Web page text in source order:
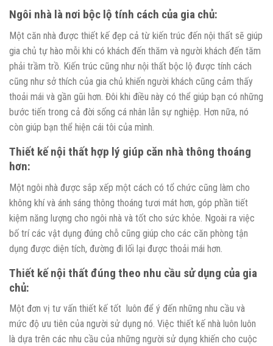
Ngôi nhà là nơi bộc lộ tính cách của gia chủ:
Một căn nhà được thiết kế đẹp cả từ kiến trúc đến nội thất sẽ giúp
gia chủ tự hào mỗi khi có khách đến thăm và người khách đến tăm
phải trầm trồ. Kiến trúc cũng như nội thất bộc lộ được tính cách
cũng như sở thích của gia chủ khiến người khách cũng cảm thấy
thoải mái và gần gũi hơn. Đôi khi điều này có thể giúp bạn có những
bước tiến trong cả đời sống cá nhân lẫn sự nghiệp. Hơn nữa, nó
còn giúp bạn thể hiện cái tôi của mình.
Thiết kế nội thất hợp lý giúp căn nhà thông thoáng
hơn:
Một ngôi nhà được sắp xếp một cách có tổ chức cũng làm cho
không khí và ánh sáng thông thoáng tươi mát hơn, góp phần tiết
kiệm năng lượng cho ngôi nhà và tốt cho sức khỏe. Ngoài ra việc
bố trí các vật dụng đúng chỗ cũng giúp cho các căn phòng tận
dụng được diện tích, đường đi lối lại được thoải mái hơn.
Thiết kế nội thất đúng theo nhu cầu sử dụng của gia
chủ:
Một đơn vị tư vấn thiết kế tốt luôn để ý đến những nhu cầu và
mức độ ưu tiên của người sử dụng nó. Việc thiết kế nhà luôn luôn
là dựa trên các nhu cầu của những người sử dụng khiến cho cuộc